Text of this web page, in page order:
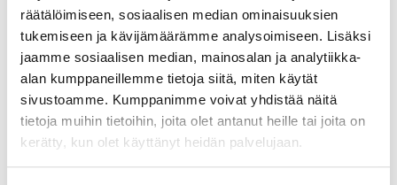
räätälöimiseen, sosiaalisen median ominaisuuksien
tukemiseen ja kävijämäärämme analysoimiseen. Lisäksi
jaamme sosiaalisen median, mainosalan ja analytiikka-
alan kumppaneillemme tietoja siitä, miten käytät
sivustoamme. Kumppanimme voivat yhdistää näitä
tietoja muihin tietoihin, joita olet antanut heille tai joita on
kerätty, kun olet käyttänyt heidän palvelujaan.